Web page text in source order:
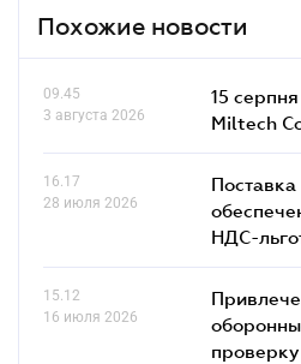
Похожие новости
09.45
3 августа 2026
15
Miltech
16.17
28 июля 2026
НДС-
15.12
16 июля 2026